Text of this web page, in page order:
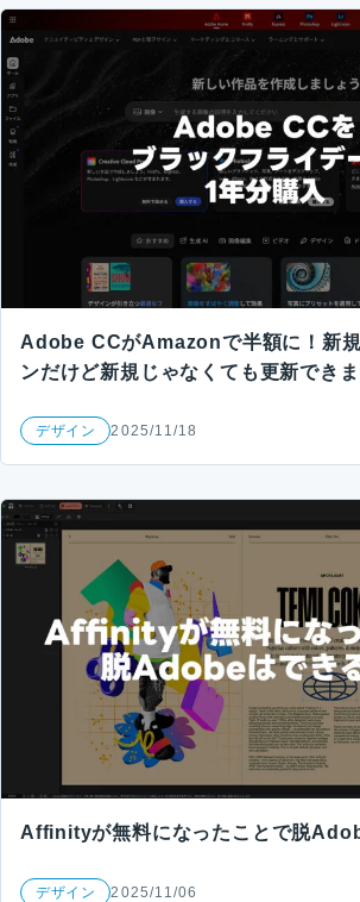
Adobe CCがAmazonで半額に！新
ンだけど新規じゃなくても更新できま
デザイン 2025/11/18
Affinityが無料になったことで脱
デザイン 2025/11/06